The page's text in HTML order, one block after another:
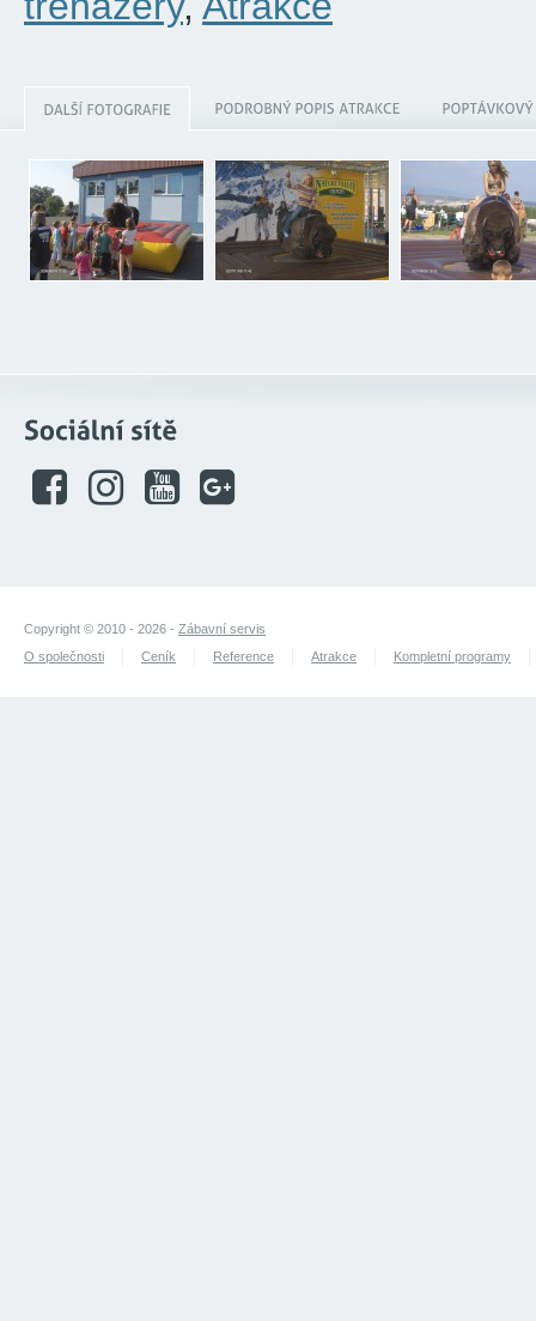
Copyright © 2010 - 2026 - Zábavní servis
O společnosti
Ceník Reference Atrakce Kompletní programy